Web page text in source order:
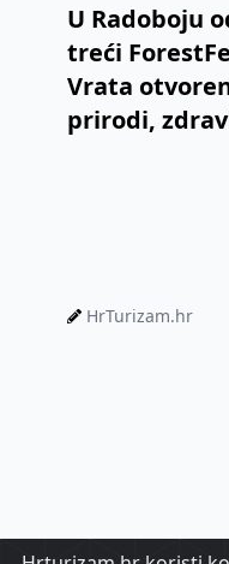
U Radoboju
treći
Vrata
prirodi,
HrTurizam.hr